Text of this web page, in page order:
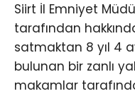
Siirt İl Emniyet
tarafından
satmaktan 8 yıl 4
bulunan bir zanlı
makamlar